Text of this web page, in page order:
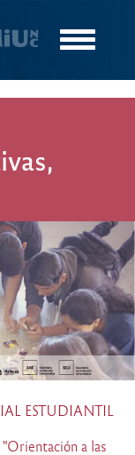
Toggle
ESTUDIANTIL
a las